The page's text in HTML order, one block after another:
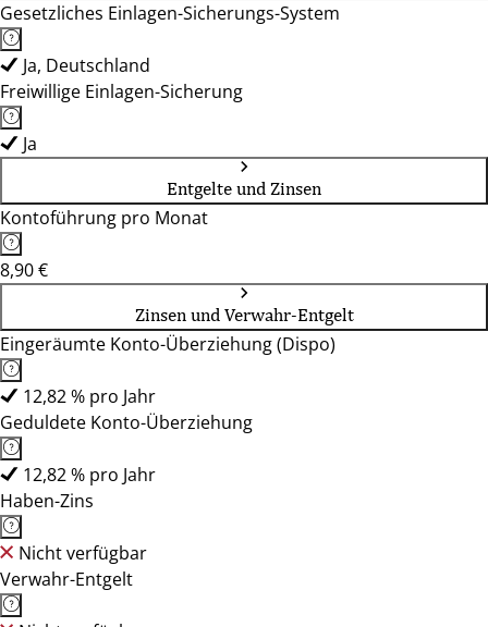
Gesetzliches Einlagen-Sicherungs-System
Ja, Deutschland
Freiwillige Einlagen-Sicherung
Ja
Entgelte und Zinsen
Kontoführung pro Monat
8,90 €
Zinsen und Verwahr-Entgelt
Eingeräumte Konto-Überziehung (Dispo)
12,82 % pro Jahr
Geduldete Konto-Überziehung
12,82 % pro Jahr
Haben-Zins
Nicht verfügbar
Verwahr-Entgelt